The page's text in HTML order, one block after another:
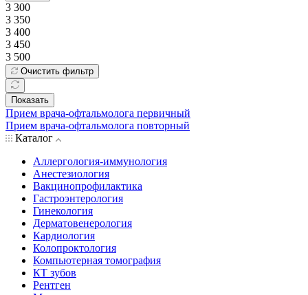
3 300
3 350
3 400
3 450
3 500
Очистить фильтр
Показать
Прием врача-офтальмолога первичный
Прием врача-офтальмолога повторный
Каталог
Аллергология-иммунология
Анестезиология
Вакцинопрофилактика
Гастроэнтерология
Гинекология
Дерматовенерология
Кардиология
Колопроктология
Компьютерная томография
КТ зубов
Рентген